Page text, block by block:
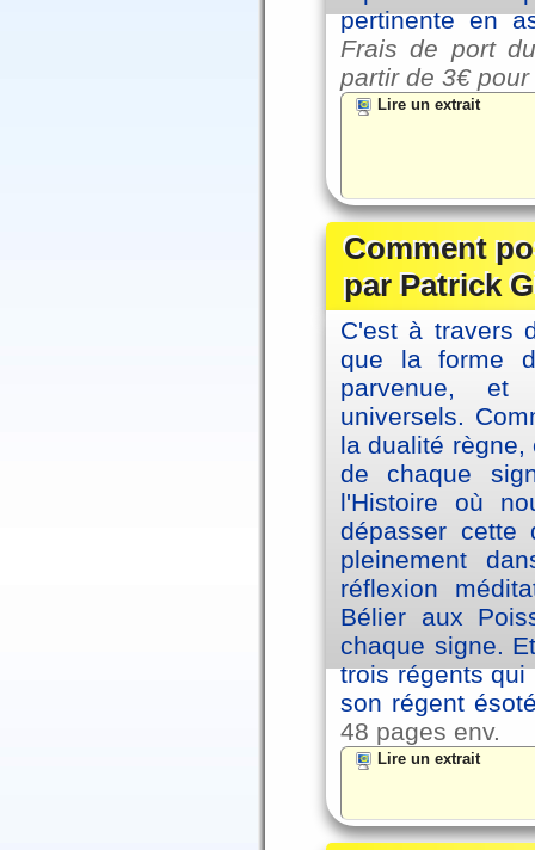
pertinente en
Frais de port
partir de 3€
Lire un extrait
Comment
par Patrick
C'est à travers
que la forme
parvenue, et
universels.
la dualité
de chaque
l'Histoire où
dépasser cette
pleinement
réflexion
Bélier aux
chaque signe.
trois régents
son régent
48 pages env.
Lire un extrait